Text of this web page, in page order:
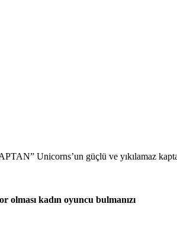
Unicorns’un güçlü ve yıkılamaz
olması kadın oyuncu bulmanızı